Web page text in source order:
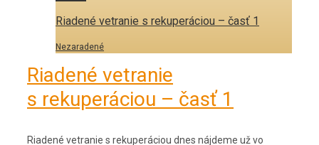
Riadené vetranie s rekuperáciou – časť 1
Nezaradené
Riadené vetranie
s rekuperáciou – časť 1
Riadené vetranie s rekuperáciou dnes nájdeme už vo